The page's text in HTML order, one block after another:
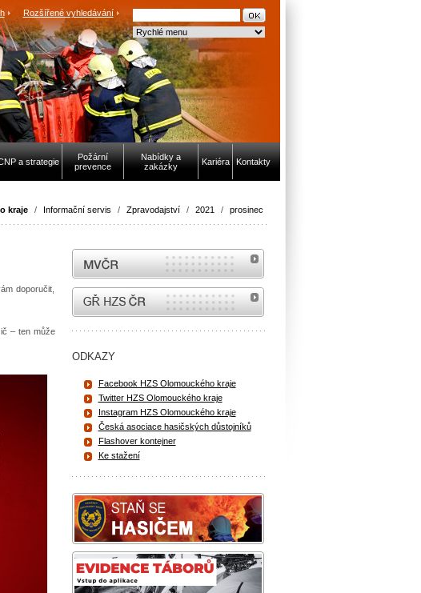
Rozšířené vyhledávání
a strategie
Požární
prevence
Nabídky a
zakázky
Kariéra Kontakty
kraje / Informační servis / Zpravodajství / 2021 / prosinec
doporučit,
– ten může
MVČR
internetové stránky Hasiči ČR
ODKAZY
Facebook HZS Olomouckého kraje
Twitter HZS Olomouckého kraje
Instagram HZS Olomouckého kraje
Česká asociace hasičských důstojníků
Flashover kontejner
Ke stažení